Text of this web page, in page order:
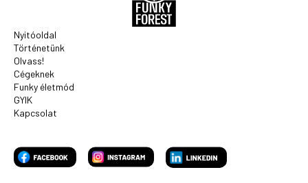
Nyitóoldal
Történetünk
Olvass!
Cégeknek
Funky életmód
GYIK
Kapcsolat